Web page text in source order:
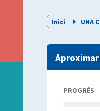
Inici UNA
PROGRÉS